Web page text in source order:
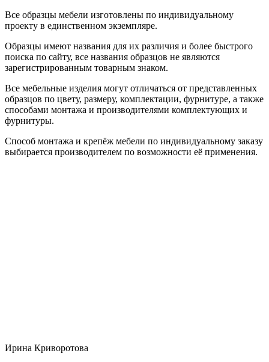
Все образцы мебели изготовлены по индивидуальному
проекту в единственном экземпляре.
Образцы имеют названия для их различия и более быстрого
поиска по сайту, все названия образцов не являются
зарегистрированным товарным знаком.
Все мебельные изделия могут отличаться от представленных
образцов по цвету, размеру, комплектации, фурнитуре, а также
способами монтажа и производителями комплектующих и
фурнитуры.
Способ монтажа и крепёж мебели по индивидуальному заказу
выбирается производителем по возможности её применения.
Ирина Криворотова